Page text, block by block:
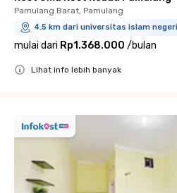
Pamulang Barat, Pamulang
4.5 km dari universitas islam
mulai dari Rp1.368.000 /bulan
Lihat info lebih banyak